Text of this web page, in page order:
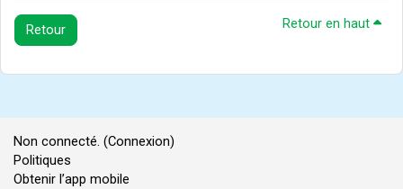
Retour Retour en haut
Non connecté. (Connexion)
Politiques
Obtenir l’app mobile